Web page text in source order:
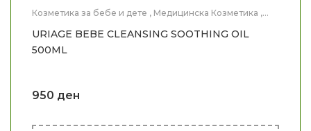
Козметика за бебе и дете , Медицинска Козметика ,
URIAGE BEBE CLEANSING SOOTHING OIL
500ML
950 ден